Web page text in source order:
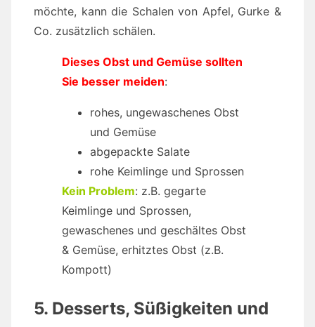
möchte, kann die Schalen von Apfel, Gurke &
Co. zusätzlich schälen.
Dieses Obst und Gemüse sollten
Sie besser meiden:
rohes, ungewaschenes Obst
und Gemüse
abgepackte Salate
rohe Keimlinge und Sprossen
Kein Problem: z.B. gegarte
Keimlinge und Sprossen,
gewaschenes und geschältes Obst
& Gemüse, erhitztes Obst (z.B.
Kompott)
5. Desserts, Süßigkeiten und